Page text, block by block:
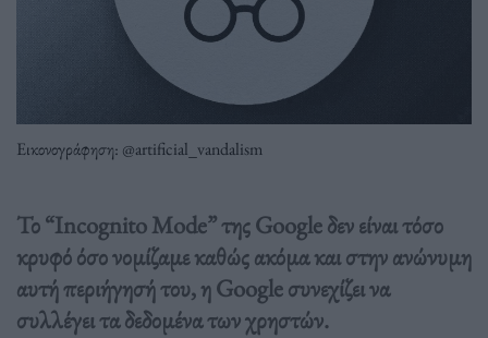
Εικονογράφηση: @artificial_vandalism
Το “Incognito Mode” της Google δεν είναι τόσο
κρυφό όσο νομίζαμε καθώς ακόμα και στην ανώνυμη
αυτή περιήγησή του, η Google συνεχίζει να
συλλέγει τα δεδομένα των χρηστών.